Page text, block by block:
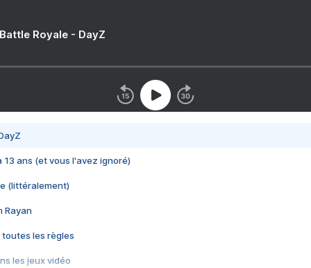
Royale - DayZ
13 ans (et vous l'avez ignoré)
(littéralement)
Rayan
toutes les règles
les jeux vidéo